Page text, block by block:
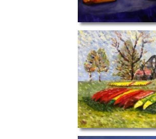
impressionisme